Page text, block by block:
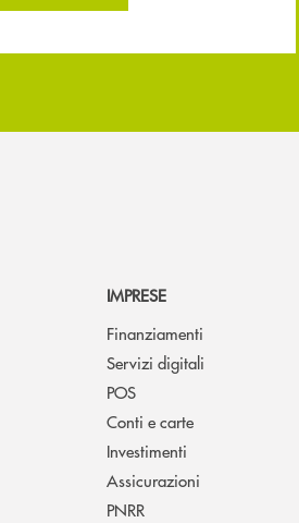
IMPRESE
Finanziamenti
Servizi digitali
POS
Conti e carte
Investimenti
Assicurazioni
PNRR